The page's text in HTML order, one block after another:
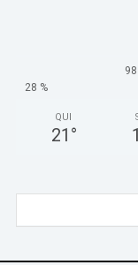
28 %
QUI
21 °